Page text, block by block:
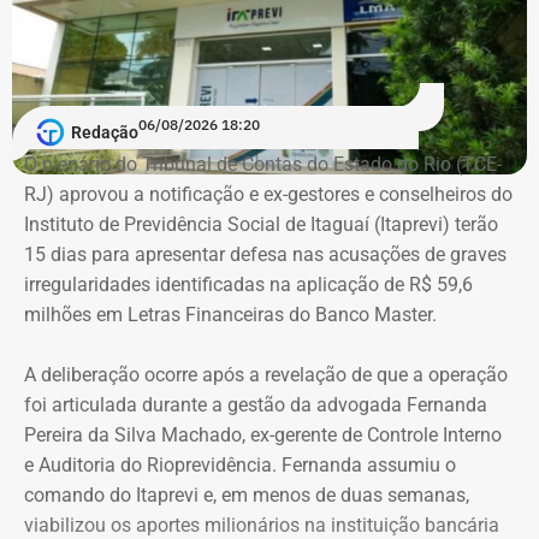
casado, possui ensino médio completo e declarou exercer
a profissão de empresário.
Em documento de consulta pública da Casa da Moeda do
Brasil, Alex Ofredi Melim aparece como representante da
Melim Corretora de Seguros Ltda., empresa que atua no
setor de seguros e planos de saúde.
Declaração de bens de Alex Melim em 2026 — Foto:
Redação06/08/2026 18:20
O plenário do Tribunal de Contas do Estado do Rio (TCE-
RJ) aprovou a notificação e ex-gestores e conselheiros do
Instituto de Previdência Social de Itaguaí (Itaprevi) terão
15 dias para apresentar defesa nas acusações de graves
irregularidades identificadas na aplicação de R$ 59,6
milhões em Letras Financeiras do Banco Master.
A deliberação ocorre após a revelação de que a operação
foi articulada durante a gestão da advogada Fernanda
Pereira da Silva Machado, ex-gerente de Controle Interno
e Auditoria do Rioprevidência. Fernanda assumiu o
comando do Itaprevi e, em menos de duas semanas,
viabilizou os aportes milionários na instituição bancária